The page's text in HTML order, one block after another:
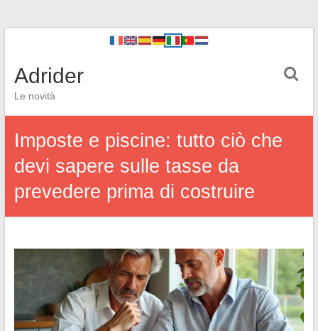
Adrider
Le novità
Imposte e piscine: tutto ciò che
devi sapere sulle tasse da
prevedere prima di costruire